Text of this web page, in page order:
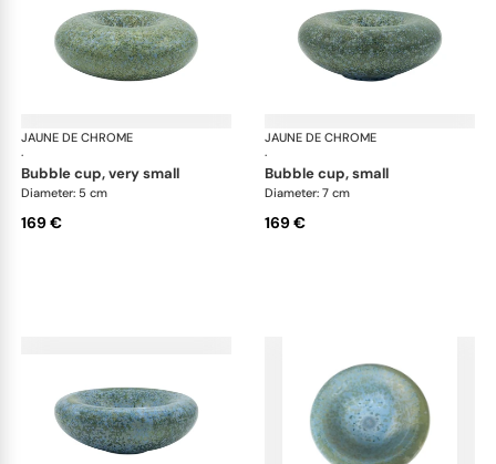
JAUNE DE CHROME
·
Nymphéa
bubble cup, very small
Diameter: 5 cm
169 €
JAUNE DE CHROME
·
bubble cup, small
Diameter: 7 cm
169 €